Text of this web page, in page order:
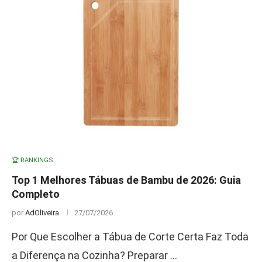
🏆 RANKINGS
Top 1 Melhores Tábuas de Bambu de 2026: Guia
Completo
por AdOliveira 27/07/2026
Por Que Escolher a Tábua de Corte Certa Faz Toda
a Diferença na Cozinha? Preparar …